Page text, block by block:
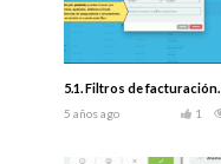
5.1. Filtros de facturación.
5 años ago 1